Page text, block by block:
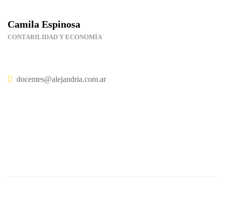
Camila Espinosa
CONTABILIDAD Y ECONOMÍA
docentes@alejandria.com.ar